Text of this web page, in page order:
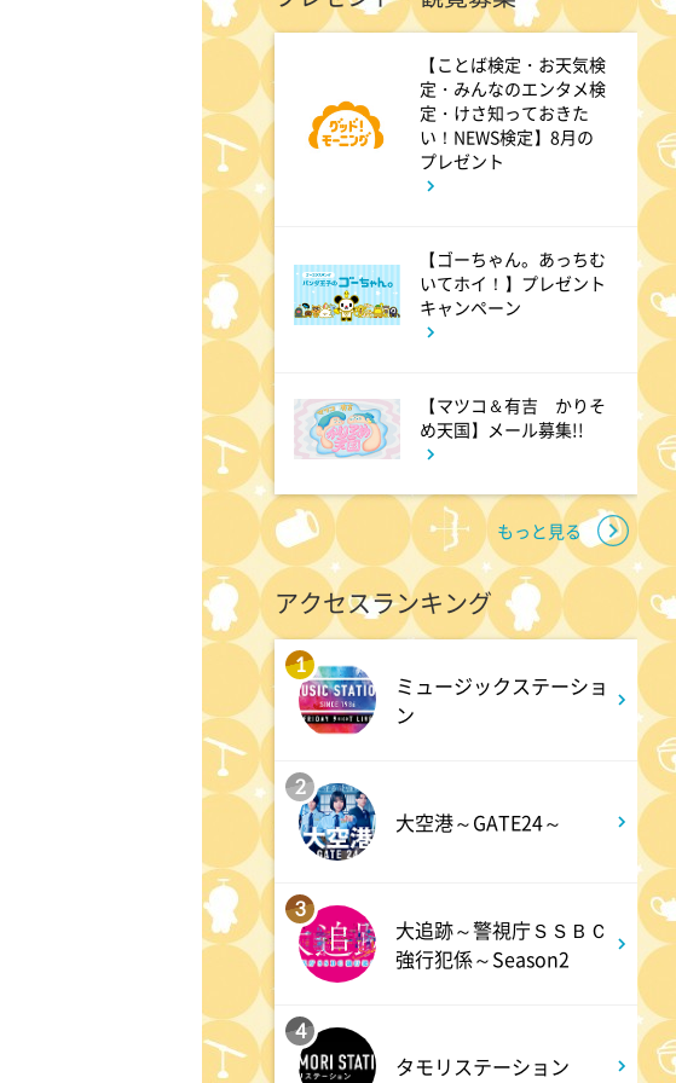
グッド!モーニング
8:00
行が思い出の地・静岡県で極上
旅&世界遺産特集!
1泊家族 傑作選 100年前に
タイプスリップ!?昭和大正の暮
らしをする衝撃家族
午前 9:55
しあわせのたね。
午前 10:00
る!恐怖を感じる音楽会」
買いドキ!生放送ショッピン
グ 期間限定商品を手にする大
チャンス!お見逃しなく!
午前 11:00
【ことば検定・お天気検
定・みんなのエンタメ検
定・けさ知っておきた
い！NEWS検定】8月の
プレゼント
【ゴーちゃん。あっちむ
いてホイ！】プレゼント
キャンペーン
【マツコ＆有吉 かりそ
め天国】メール募集!!
もっと見る
アクセスランキング
1
ミュージックステーショ
ン
2
大空港～GATE24～
3
大追跡～警視庁ＳＳＢＣ
強行犯係～Season2
4
タモリステーション